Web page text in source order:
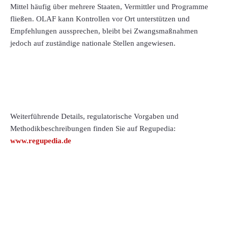
Mittel häufig über mehrere Staaten, Vermittler und Programme
fließen. OLAF kann Kontrollen vor Ort unterstützen und
Empfehlungen aussprechen, bleibt bei Zwangsmaßnahmen
jedoch auf zuständige nationale Stellen angewiesen.
Weiterführende Details, regulatorische Vorgaben und
Methodikbeschreibungen finden Sie auf Regupedia:
www.regupedia.de